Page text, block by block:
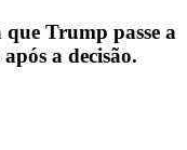
que Trump passe a
a decisão.